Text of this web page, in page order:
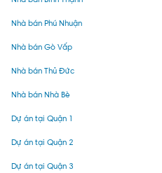
Nhà bán Phú Nhuận
Nhà bán Gò Vấp
Nhà bán Thủ Đức
Nhà bán Nhà Bè
Dự án tại Quận 1
Dự án tại Quận 2
Dự án tại Quận 3